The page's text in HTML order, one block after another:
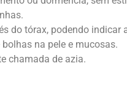
do tórax, podendo indicar
na pele e mucosas.
chamada de azia.